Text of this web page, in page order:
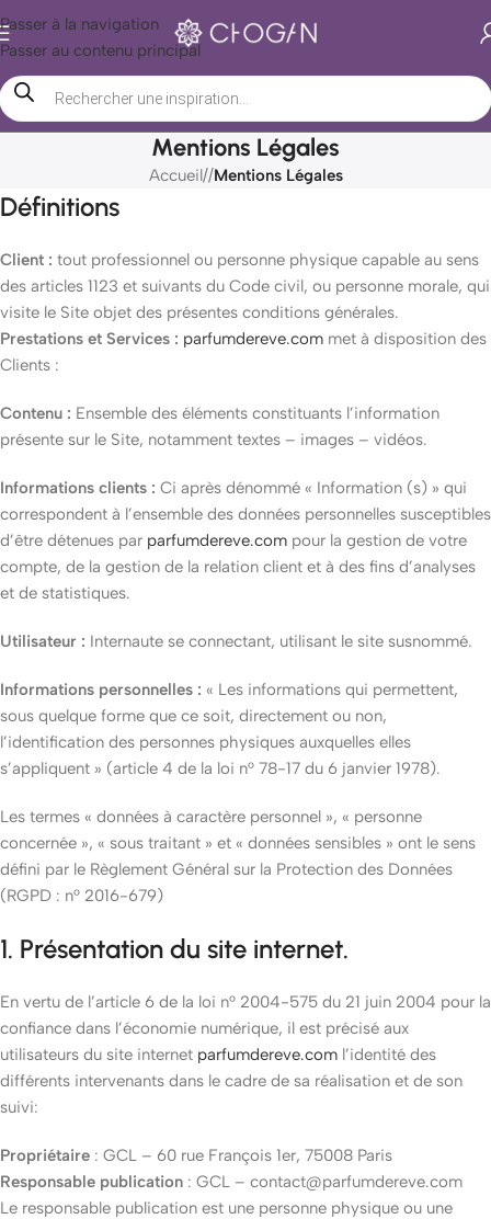
Passer à la navigation
Passer au contenu principal
Mentions Légales
Accueil/ Mentions Légales
Définitions
Client : tout professionnel ou personne physique capable au sens
des articles 1123 et suivants du Code civil, ou personne morale, qui
visite le Site objet des présentes conditions générales.
Prestations et Services : parfumdereve.com met à disposition des
Clients :
Contenu : Ensemble des éléments constituants l’information
présente sur le Site, notamment textes – images – vidéos.
Informations clients : Ci après dénommé « Information (s) » qui
correspondent à l’ensemble des données personnelles susceptibles
d’être détenues par parfumdereve.com pour la gestion de votre
compte, de la gestion de la relation client et à des fins d’analyses
et de statistiques.
Utilisateur : Internaute se connectant, utilisant le site susnommé.
Informations personnelles : « Les informations qui permettent,
sous quelque forme que ce soit, directement ou non,
l’identification des personnes physiques auxquelles elles
s’appliquent » (article 4 de la loi n° 78-17 du 6 janvier 1978).
Les termes « données à caractère personnel », « personne
concernée », « sous traitant » et « données sensibles » ont le sens
défini par le Règlement Général sur la Protection des Données
(RGPD : n° 2016-679)
1. Présentation du site internet.
En vertu de l’article 6 de la loi n° 2004-575 du 21 juin 2004 pour la
confiance dans l’économie numérique, il est précisé aux
utilisateurs du site internet parfumdereve.com l’identité des
différents intervenants dans le cadre de sa réalisation et de son
suivi:
Propriétaire : GCL – 60 rue François 1er, 75008 Paris
Responsable publication : GCL – contact@parfumdereve.com
Le responsable publication est une personne physique ou une